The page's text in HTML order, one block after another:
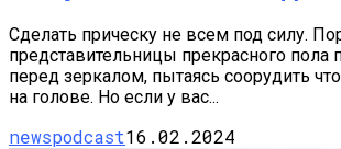
Сделать прическу не всем под силу.
представительницы прекрасного пола
перед зеркалом, пытаясь соорудить
на голове. Но если у вас...
newspodcast16.02.2024